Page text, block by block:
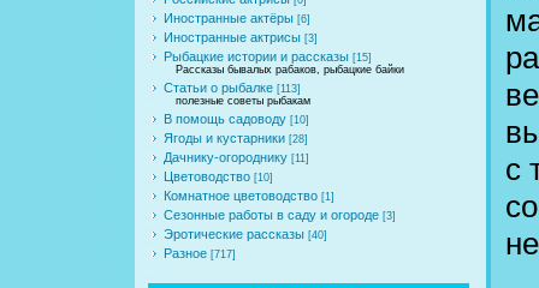
Иностранные актёры [6]
Иностранные актрисы [3]
Рыбацкие истории и рассказы [15]
Рассказы бывалых рабаков, рыбацкие байки
Статьи о рыбалке [113]
полезные советы рыбакам
В помощь садоводу [10]
Ягоды и кустарники [28]
Дачнику-огороднику [11]
Цветоводство [10]
Комнатное цветоводство [1]
Сезонные работы в саду и огороде [3]
Эротические рассказы [40]
Разное [717]
с